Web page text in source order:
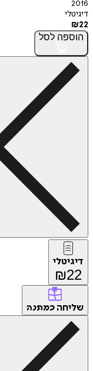
2016
דיגיטלי
₪22
הוספה לסל
דיגיטלי
₪22
שליחה כמתנה